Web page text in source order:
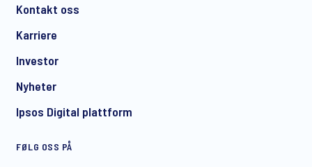
communication about products and services including
withdraw your consent at any time with effect for the future.
Kontakt oss
Karriere
Investor
Nyheter
Ipsos Digital plattform
FØLG OSS PÅ